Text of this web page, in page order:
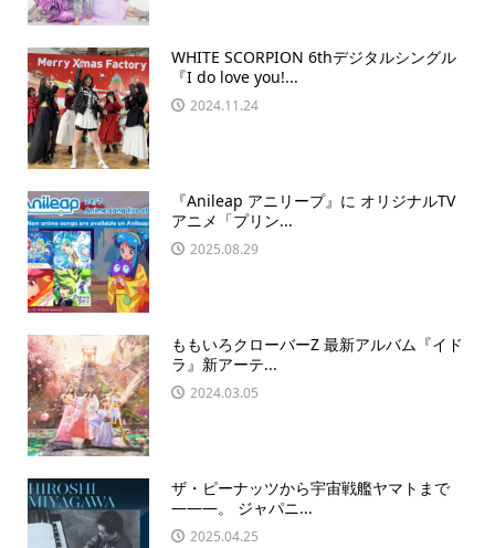
WHITE SCORPION 6thデジタルシングル
『I do love you!...
2024.11.24
『Anileap アニリープ』に オリジナルTV
アニメ「プリン...
2025.08.29
ももいろクローバーZ 最新アルバム『イド
ラ』新アーテ...
2024.03.05
ザ・ピーナッツから宇宙戦艦ヤマトまで
―――。 ジャパニ...
2025.04.25